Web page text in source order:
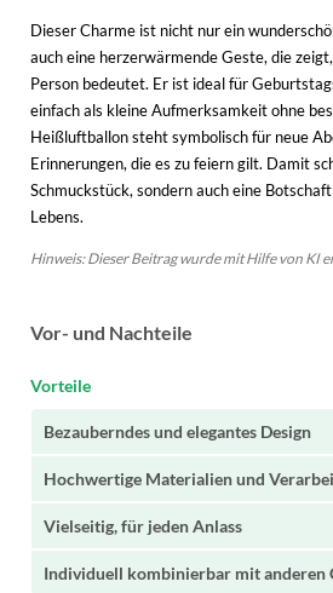
Dieser Charme ist nicht nur ein
auch eine herzerwärmende Geste, die
Person bedeutet. Er ist ideal für
einfach als kleine Aufmerksamkeit ohne
Heißluftballon steht symbolisch für neue
Erinnerungen, die es zu feiern gilt. Damit
Schmuckstück, sondern auch eine
Lebens.
Hinweis: Dieser Beitrag wurde mit Hilfe von KI
Vor- und Nachteile
Vorteile
Bezauberndes und elegantes Design
Hochwertige Materialien und
Vielseitig, für jeden Anlass
Individuell kombinierbar mit anderen